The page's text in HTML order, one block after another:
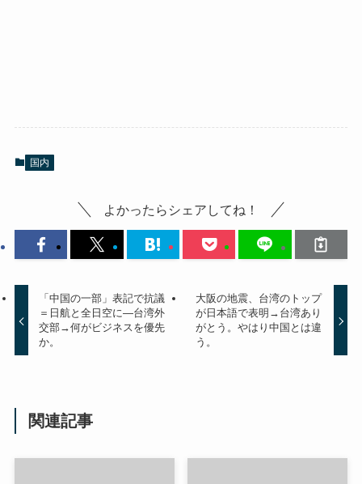
国内
よかったらシェアしてね！
「中国の一部」表記で抗議
＝日航と全日空に―台湾外
交部→何がビジネスを優先
か。
大阪の地震、台湾のトップ
が日本語で表明→台湾あり
がとう。やはり中国とは違
う。
関連記事